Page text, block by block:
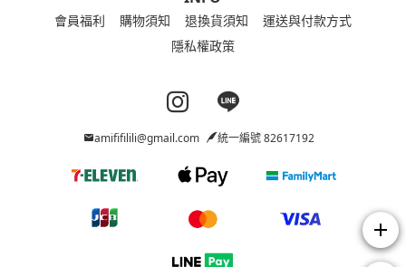
會員福利 購物須知 退換貨須知
運送與付款方式
隱私權政策
Instagram page
Line page
amififilili@gmail.com 統一編號 82617192
add